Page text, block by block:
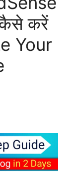
कैसे करें
Your